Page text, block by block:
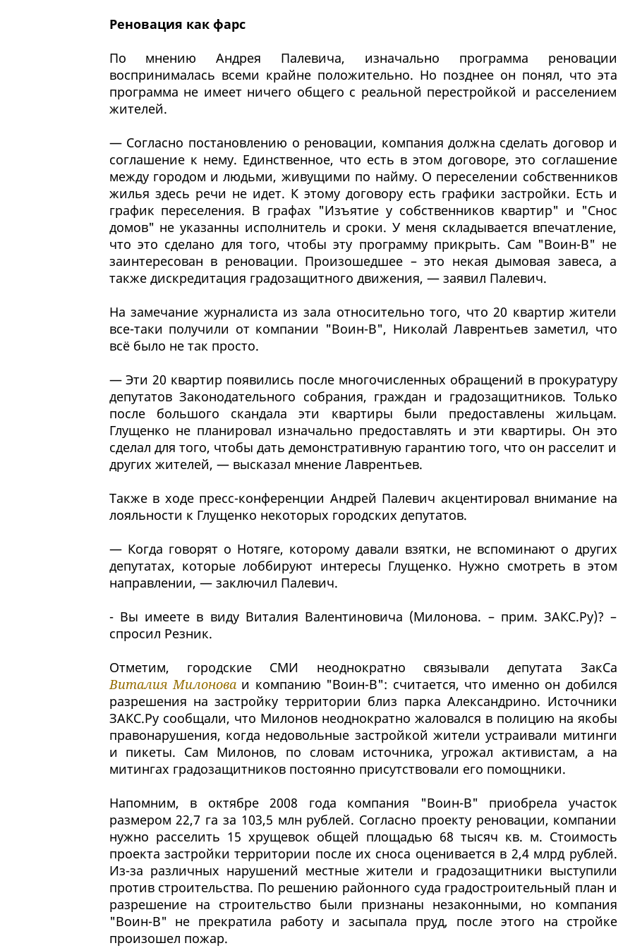
Реновация как фарс
По мнению Андрея Палевича, изначально программа реновации
воспринималась всеми крайне положительно. Но позднее он понял, что эта
программа не имеет ничего общего с реальной перестройкой и расселением
жителей.
— Согласно постановлению о реновации, компания должна сделать договор и
соглашение к нему. Единственное, что есть в этом договоре, это соглашение
между городом и людьми, живущими по найму. О переселении собственников
жилья здесь речи не идет. К этому договору есть графики застройки. Есть и
график переселения. В графах "Изъятие у собственников квартир" и "Снос
домов" не указанны исполнитель и сроки. У меня складывается впечатление,
что это сделано для того, чтобы эту программу прикрыть. Сам "Воин-В" не
заинтересован в реновации. Произошедшее – это некая дымовая завеса, а
также дискредитация градозащитного движения, — заявил Палевич.
На замечание журналиста из зала относительно того, что 20 квартир жители
все-таки получили от компании "Воин-В", Николай Лаврентьев заметил, что
всё было не так просто.
— Эти 20 квартир появились после многочисленных обращений в прокуратуру
депутатов Законодательного собрания, граждан и градозащитников. Только
после большого скандала эти квартиры были предоставлены жильцам.
Глущенко не планировал изначально предоставлять и эти квартиры. Он это
сделал для того, чтобы дать демонстративную гарантию того, что он расселит и
других жителей, — высказал мнение Лаврентьев.
Также в ходе пресс-конференции Андрей Палевич акцентировал внимание на
лояльности к Глущенко некоторых городских депутатов.
— Когда говорят о Нотяге, которому давали взятки, не вспоминают о других
депутатах, которые лоббируют интересы Глущенко. Нужно смотреть в этом
направлении, — заключил Палевич.
- Вы имеете в виду Виталия Валентиновича (Милонова. – прим. ЗАКС.Ру)? –
спросил Резник.
Отметим, городские СМИ неоднократно связывали депутата ЗакСа
Виталия Милоноваи компанию "Воин-В": считается, что именно он добился
разрешения на застройку территории близ парка Александрино. Источники
ЗАКС.Ру сообщали, что Милонов неоднократно жаловался в полицию на якобы
правонарушения, когда недовольные застройкой жители устраивали митинги
и пикеты. Сам Милонов, по словам источника, угрожал активистам, а на
митингах градозащитников постоянно присутствовали его помощники.
Напомним, в октябре 2008 года компания "Воин-В" приобрела участок
размером 22,7 га за 103,5 млн рублей. Согласно проекту реновации, компании
нужно расселить 15 хрущевок общей площадью 68 тысяч кв. м. Стоимость
проекта застройки территории после их сноса оценивается в 2,4 млрд рублей.
Из-за различных нарушений местные жители и градозащитники выступили
против строительства. По решению районного суда градостроительный план и
разрешение на строительство были признаны незаконными, но компания
"Воин-В" не прекратила работу и засыпала пруд, после этого на стройке
произошел пожар.